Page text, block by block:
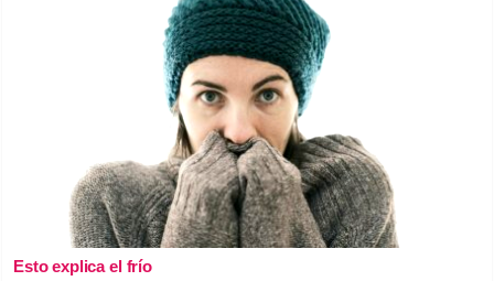
Esto explica el frío